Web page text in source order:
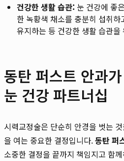
건강한 생활 습관: 눈 건강에 좋
한 녹황색 채소를 충분히 섭취
유지하는 등 건강한 생활 습관
동탄 퍼스트 안과
눈 건강 파트너십
시력교정술은 단순히 안경을 벗는
을 여는 중요한 결정입니다.동탄 퍼
소중한 결정을 끝까지 책임지고 함